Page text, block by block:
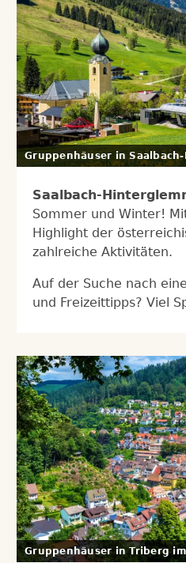
Gruppenhäuser in
Saalbach-
Sommer und Winter!
Highlight der
zahlreiche Aktivitäten.
Auf der Suche nach
und Freizeittipps? Viel
Gruppenhäuser in Triberg